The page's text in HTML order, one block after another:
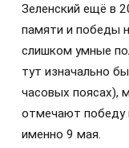
Зеленский ещё в
памяти и победы
слишком умные
тут изначально
часовых поясах),
отмечают победу
именно 9 мая.